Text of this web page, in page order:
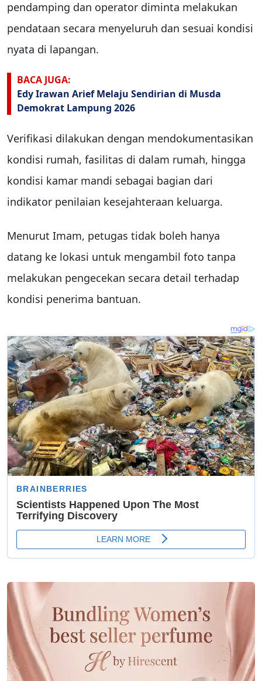
pendamping dan operator diminta melakukan
pendataan secara menyeluruh dan sesuai kondisi
nyata di lapangan.
BACA JUGA:
Edy Irawan Arief Melaju Sendirian di Musda
Demokrat Lampung 2026
Verifikasi dilakukan dengan mendokumentasikan
kondisi rumah, fasilitas di dalam rumah, hingga
kondisi kamar mandi sebagai bagian dari
indikator penilaian kesejahteraan keluarga.
Menurut Imam, petugas tidak boleh hanya
datang ke lokasi untuk mengambil foto tanpa
melakukan pengecekan secara detail terhadap
kondisi penerima bantuan.